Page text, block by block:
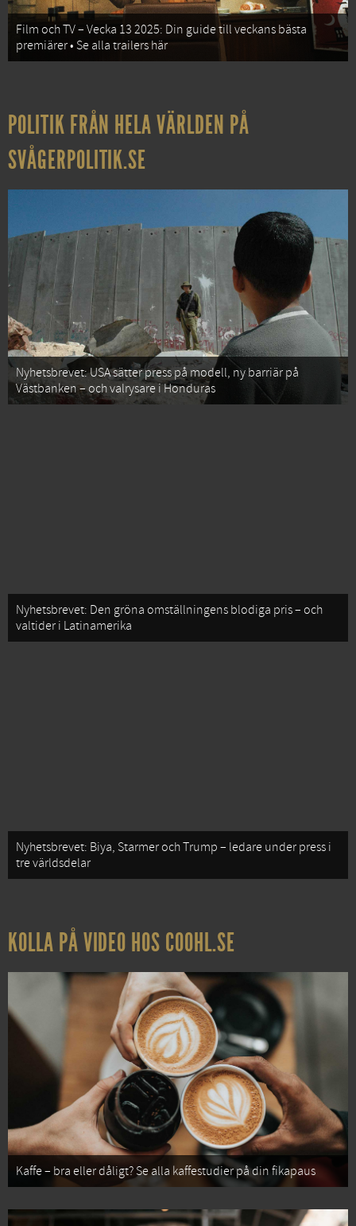
Film och TV – Vecka 13 2025: Din guide till veckans bästa
premiärer • Se alla trailers här
POLITIK FRÅN HELA VÄRLDEN PÅ
SVÅGERPOLITIK.SE
Nyhetsbrevet: USA sätter press på modell, ny barriär på
Västbanken – och valrysare i Honduras
Nyhetsbrevet: Den gröna omställningens blodiga pris – och
valtider i Latinamerika
Nyhetsbrevet: Biya, Starmer och Trump – ledare under press i
tre världsdelar
KOLLA PÅ VIDEO HOS COOHL.SE
Kaffe – bra eller dåligt? Se alla kaffestudier på din fikapaus